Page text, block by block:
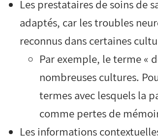
Les prestataires de soins de
adaptés, car les troubles
reconnus dans certaines
Par exemple, le terme «
nombreuses cultures.
termes avec lesquels la
comme pertes de
Les informations